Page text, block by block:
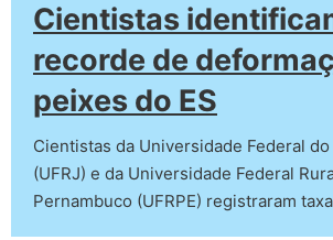
Cientistas
recorde de
peixes do ES
Cientistas da Universidade Federal
(UFRJ) e da Universidade Federal
Pernambuco (UFRPE) registraram